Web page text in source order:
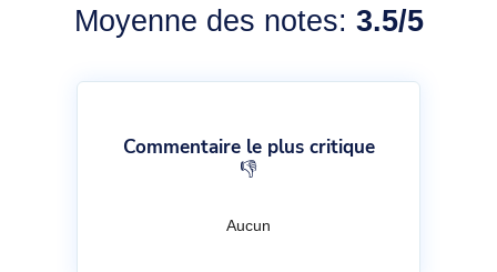
Moyenne des notes: 3.5/5
Commentaire le plus critique
👎
Aucun